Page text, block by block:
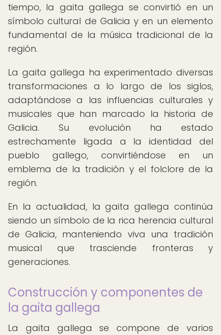
tiempo, la gaita gallega se convirtió en un
símbolo cultural de Galicia y en un elemento
fundamental de la música tradicional de la
región.
La gaita gallega ha experimentado diversas
transformaciones a lo largo de los siglos,
adaptándose a las influencias culturales y
musicales que han marcado la historia de
Galicia. Su evolución ha estado
estrechamente ligada a la identidad del
pueblo gallego, convirtiéndose en un
emblema de la tradición y el folclore de la
región.
En la actualidad, la gaita gallega continúa
siendo un símbolo de la rica herencia cultural
de Galicia, manteniendo viva una tradición
musical que trasciende fronteras y
generaciones.
Construcción y componentes de
la gaita gallega
La gaita gallega se compone de varios